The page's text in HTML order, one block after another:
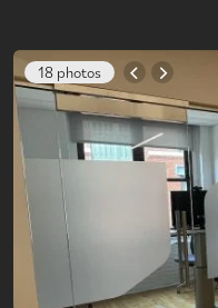
18 photos